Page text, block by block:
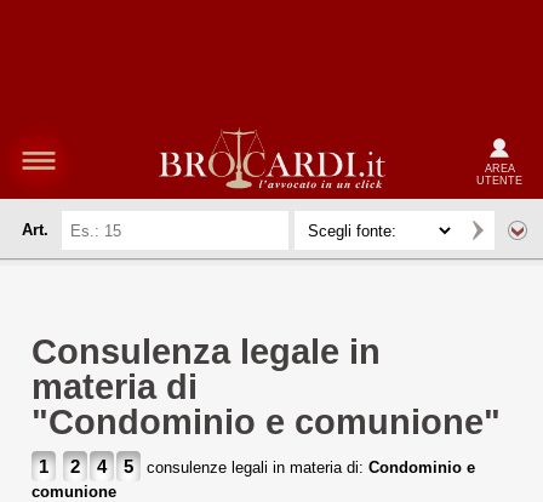
AREA
UTENTE
Art.
Consulenza legale in
materia di
"Condominio e comunione"
1 2 4 5 consulenze legali in materia di: Condominio e
comunione